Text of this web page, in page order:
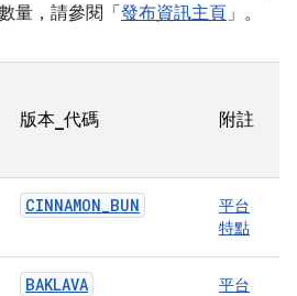
量，請參閱「 發布資訊主頁」。
版本_代碼 附註
CINNAMON_BUN
平台
特點
BAKLAVA
平台